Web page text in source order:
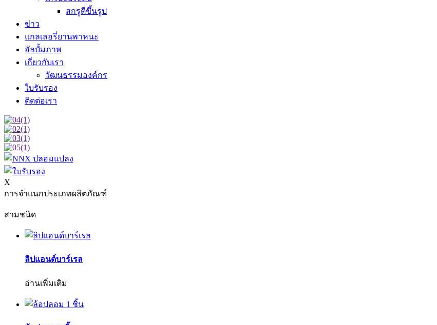
สกรูตีขึ้นรูป
ข่าว
แกลเลอรี่ยานพาหนะ
อัลบั้มภาพ
เกี่ยวกับเรา
วัฒนธรรมองค์กร
ใบรับรอง
ติดต่อเรา
X
การจำแนกประเภทผลิตภัณฑ์
สามชนิด
ลิปแอนด์บาร์เรล
อ่านเพิ่มเติม